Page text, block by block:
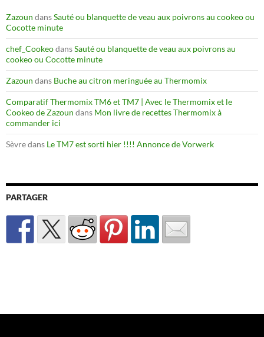
Zazoun dansSauté ou blanquette de veau aux poivrons au cookeo ou
Cocotte minute
chef_CookeodansSauté ou blanquette de veau aux poivrons au
cookeo ou Cocotte minute
Zazoun dans Buche au citron meringuée au Thermomix
Comparatif Thermomix TM6 et TM7 | Avec le Thermomix et le
Cookeo de Zazoun dans Mon livre de recettes Thermomix à
commander ici
Sèvredans Le TM7 est sorti hier !!!! Annonce de Vorwerk
PARTAGER